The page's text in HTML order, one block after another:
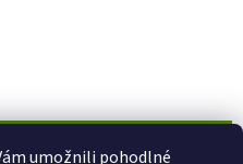
umožnili pohodlné